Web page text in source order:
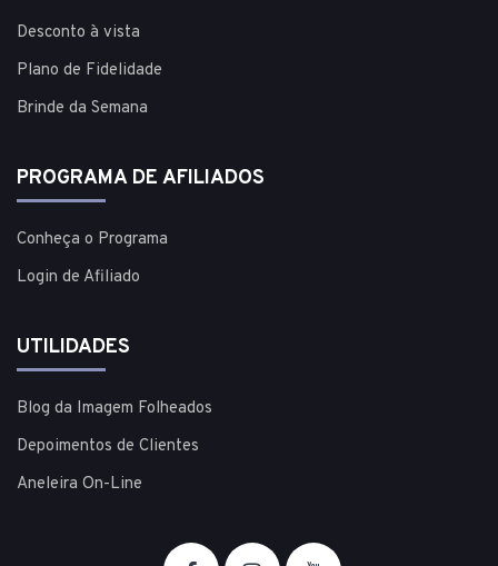
Desconto à vista
Plano de Fidelidade
Brinde da Semana
PROGRAMA DE AFILIADOS
Conheça o Programa
Login de Afiliado
UTILIDADES
Blog da Imagem Folheados
Depoimentos de Clientes
Aneleira On-Line